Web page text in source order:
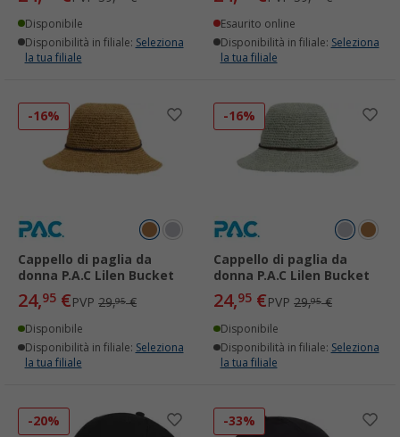
Disponibile
Disponibilità in filiale: Seleziona
la tua filiale
Esaurito online
Disponibilità in filiale: Seleziona
la tua filiale
-16%
Cappello di paglia da
donna P.A.C Lilen Bucket
24,95 €PVP 29,95€
Disponibile
Disponibilità in filiale: Seleziona
la tua filiale
-16%
Cappello di paglia da
donna P.A.C Lilen Bucket
24,95 €PVP 29,95€
Disponibile
Disponibilità in filiale: Seleziona
la tua filiale
-20% -33%